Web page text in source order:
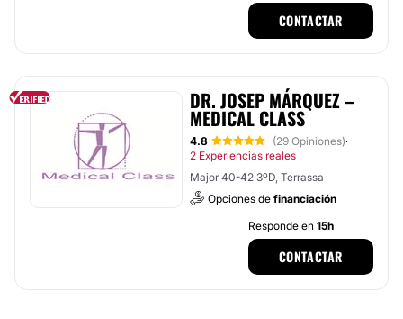
CONTACTAR
DR. JOSEP MÁRQUEZ –
MEDICAL CLASS
4.8 (29 Opiniones)·
2 Experiencias reales
Major 40-42 3ºD, Terrassa
Opciones de financiación
Responde en 15h
CONTACTAR